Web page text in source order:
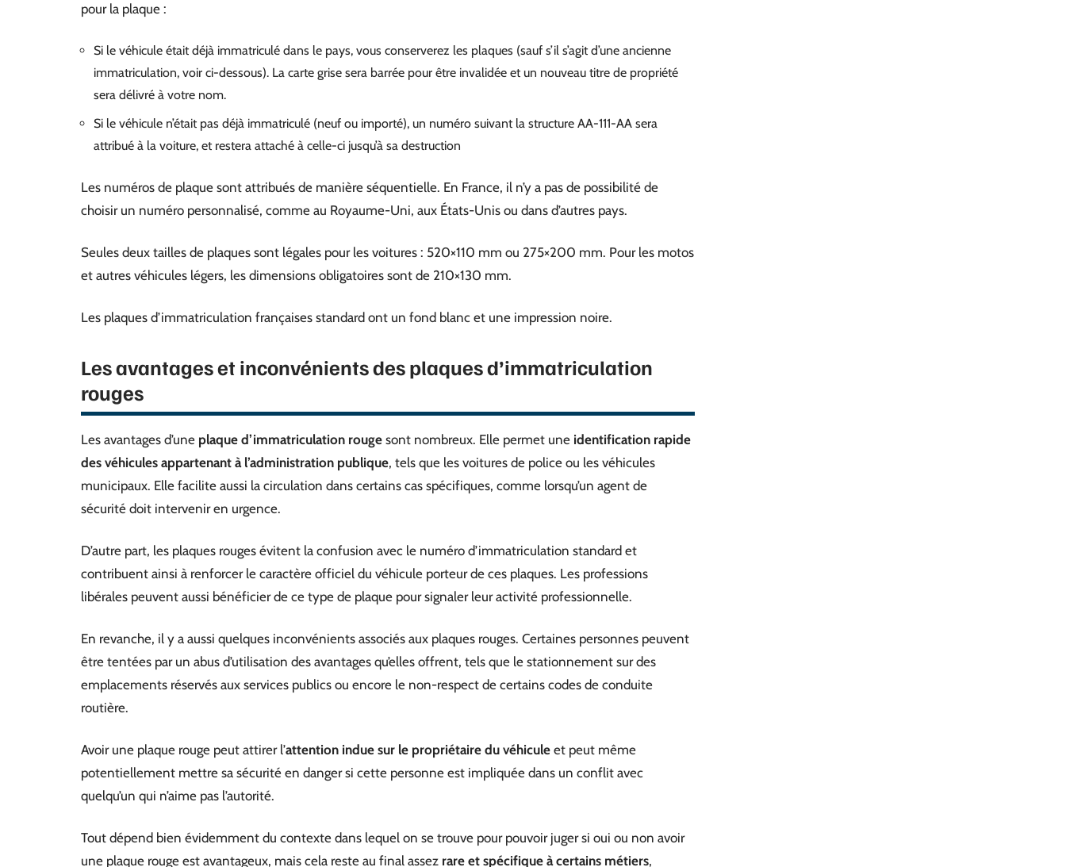
pour la plaque :
Si le véhicule était déjà immatriculé dans le pays, vous conserverez les plaques (sauf s’il s’agit d’une ancienne
immatriculation, voir ci-dessous). La carte grise sera barrée pour être invalidée et un nouveau titre de propriété
sera délivré à votre nom.
Si le véhicule n’était pas déjà immatriculé (neuf ou importé), un numéro suivant la structure AA-111-AA sera
attribué à la voiture, et restera attaché à celle-ci jusqu’à sa destruction
Les numéros de plaque sont attribués de manière séquentielle. En France, il n’y a pas de possibilité de
choisir un numéro personnalisé, comme au Royaume-Uni, aux États-Unis ou dans d’autres pays.
Seules deux tailles de plaques sont légales pour les voitures : 520×110 mm ou 275×200 mm. Pour les motos
et autres véhicules légers, les dimensions obligatoires sont de 210×130 mm.
Les plaques d’immatriculation françaises standard ont un fond blanc et une impression noire.
Les avantages et inconvénients des plaques d’immatriculation
rouges
Les avantages d’une plaque d’immatriculation rouge sont nombreux. Elle permet une identification rapide
des véhicules appartenant à l’administration publique, tels que les voitures de police ou les véhicules
municipaux. Elle facilite aussi la circulation dans certains cas spécifiques, comme lorsqu’un agent de
sécurité doit intervenir en urgence.
D’autre part, les plaques rouges évitent la confusion avec le numéro d’immatriculation standard et
contribuent ainsi à renforcer le caractère officiel du véhicule porteur de ces plaques. Les professions
libérales peuvent aussi bénéficier de ce type de plaque pour signaler leur activité professionnelle.
En revanche, il y a aussi quelques inconvénients associés aux plaques rouges. Certaines personnes peuvent
être tentées par un abus d’utilisation des avantages qu’elles offrent, tels que le stationnement sur des
emplacements réservés aux services publics ou encore le non-respect de certains codes de conduite
routière.
Avoir une plaque rouge peut attirer l’attention indue sur le propriétaire du véhicule et peut même
potentiellement mettre sa sécurité en danger si cette personne est impliquée dans un conflit avec
quelqu’un qui n’aime pas l’autorité.
Tout dépend bien évidemment du contexte dans lequel on se trouve pour pouvoir juger si oui ou non avoir
une plaque rouge est avantageux, mais cela reste au final assez rare et spécifique à certains métiers,